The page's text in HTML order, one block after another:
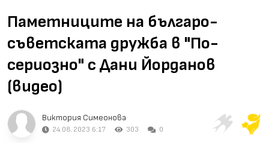
Video
Паметниците на българо-
съветската дружба в "По-
сериозно" с Дани Йорданов
(видео)
Виктория Симеонова
24.08.2023 6:17 303 0